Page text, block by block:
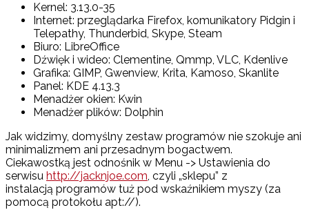
Kernel: 3.13.0-35
Internet: przeglądarka Firefox, komunikatory Pidgin i
Telepathy, Thunderbid, Skype, Steam
Biuro: LibreOffice
Dźwięk i wideo: Clementine, Qmmp, VLC, Kdenlive
Grafika: GIMP, Gwenview, Krita, Kamoso, Skanlite
Panel: KDE 4.13.3
Menadżer okien: Kwin
Menadżer plików: Dolphin
Jak widzimy, domyślny zestaw programów nie szokuje ani
minimalizmem ani przesadnym bogactwem.
Ciekawostką jest odnośnik w Menu -> Ustawienia do
serwisu http://jacknjoe.com, czyli „sklepu” z
instalacją programów tuż pod wskaźnikiem myszy (za
pomocą protokołu apt://).